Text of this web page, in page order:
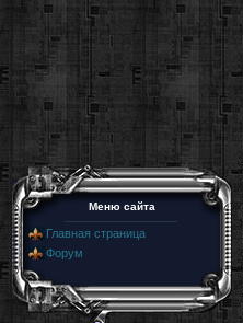
Меню сайта
Главная страница
Форум